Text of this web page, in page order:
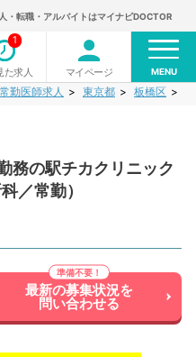
・転職・アルバイトはマイナビDOCTOR
た求人
1
マイページ MENU
常勤医師求人 東京都 板橋区
務の駅チカクリニック
／常勤）
最新の募集状況を
問い合わせる